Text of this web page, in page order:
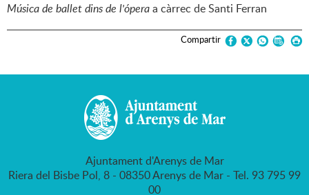
Música de ballet dins de l'óperaa càrrec de Santi Ferran
Compartir
Ajuntament d'Arenys de Mar
Riera del Bisbe Pol, 8 - 08350 Arenys de Mar - Tel. 93 795 99
00